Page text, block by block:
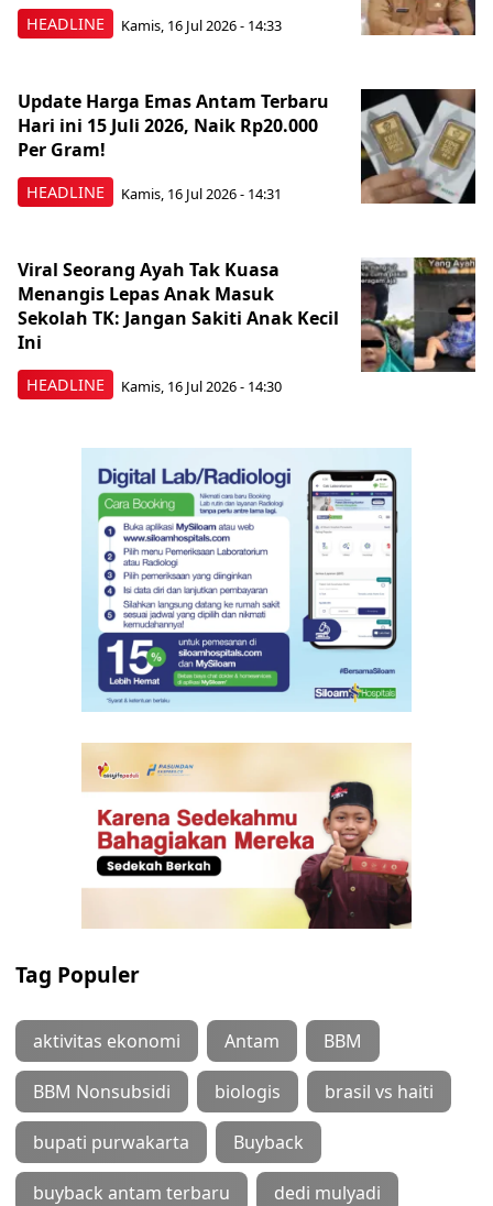
HEADLINE Kamis, 16 Jul 2026 - 14:33
HEADLINE
Update Harga Emas Antam Terbaru
Hari ini 15 Juli 2026, Naik Rp20.000
Per Gram!
Kamis, 16 Jul 2026 - 14:31
HEADLINE
Viral Seorang Ayah Tak Kuasa
Menangis Lepas Anak Masuk
Sekolah TK: Jangan Sakiti Anak Kecil
Ini
Kamis, 16 Jul 2026 - 14:30
Tag Populer
aktivitas ekonomi Antam BBM
BBM Nonsubsidi biologis brasil vs haiti
bupati purwakarta Buyback
buyback antam terbaru dedi mulyadi